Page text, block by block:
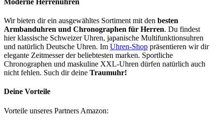
Wir bieten dir ein ausgewähltes Sortiment mit den besten
Armbanduhren und Chronographen für Herren. Du findest
hier klassische Schweizer Uhren, japanische Multifunktionsuhren
und natürlich Deutsche Uhren. Im Uhren-Shop präsentieren wir dir
elegante Zeitmesser der beliebtesten marken. Sportliche
Chronographen und maskuline XXL-Uhren dürfen natürlich auch
nicht fehlen. Such dir deine Traumuhr!
Deine Vorteile
Vorteile unseres Partners Amazon: